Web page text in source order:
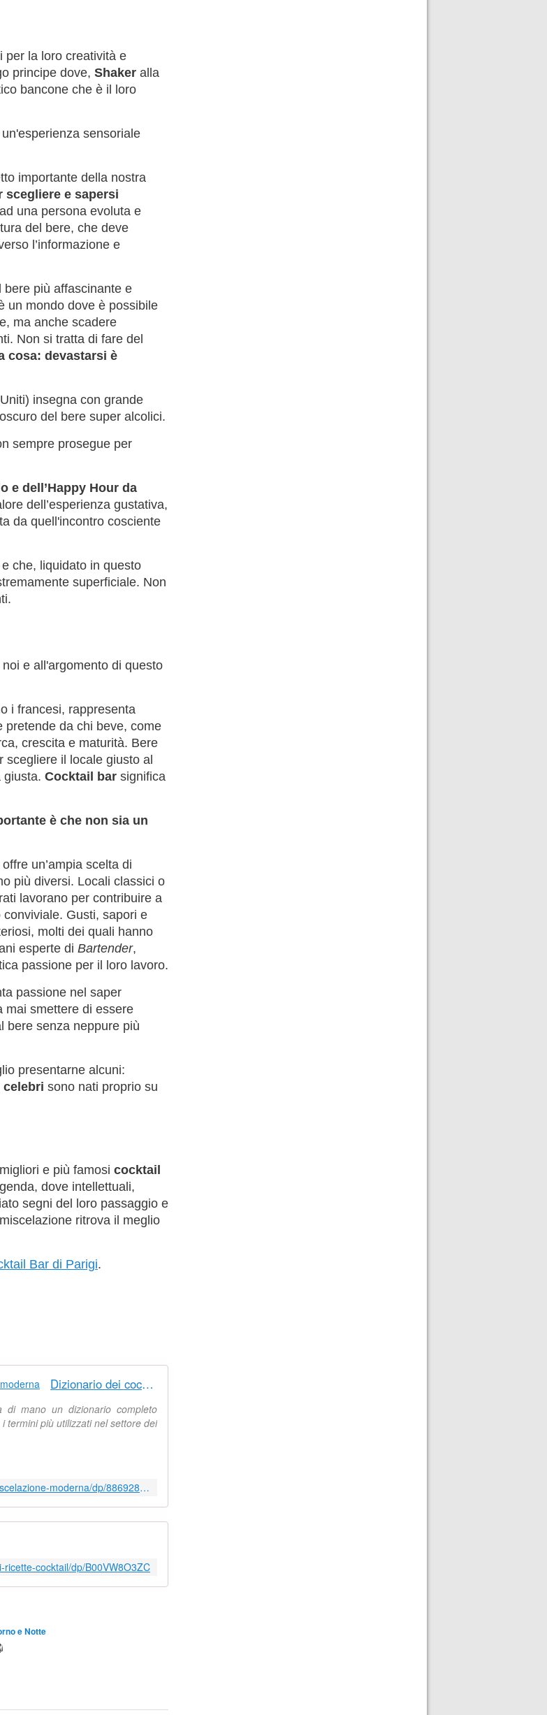
per la loro creatività e
principe dove, Shaker alla
bancone che è il loro
sensoriale
importante della nostra
scegliere e sapersi
una persona evoluta e
del bere, che deve
l’informazione e
più affascinante e
un mondo dove è possibile
ma anche scadere
Non si tratta di fare del
cosa: devastarsi è
insegna con grande
del bere super alcolici.
sempre prosegue per
e dell’Happy Hour da
dell’esperienza gustativa,
da quell'incontro cosciente
che, liquidato in questo
superficiale. Non
e all'argomento di questo
i francesi, rappresenta
pretende da chi beve, come
crescita e maturità. Bere
il locale giusto al
giusta. Cocktail bar significa
è che non sia un
un’ampia scelta di
più diversi. Locali classici o
lavorano per contribuire a
Gusti, sapori e
molti dei quali hanno
esperte di Bartender,
passione per il loro lavoro.
passione nel saper
mai smettere di essere
bere senza neppure più
presentarne alcuni:
sono nati proprio su
e più famosi cocktail
dove intellettuali,
segni del loro passaggio e
ritrova il meglio
Bar di Parigi.
Dizionario dei cocktails. I termini della miscelazione moderna
mano un dizionario completo
termini più utilizzati nel settore dei
https://www.amazon.it/Dizionario-cocktails-termini-miscelazione-moderna/dp/8869282090
cocktail/dp/B00VW8O3ZC
e Notte